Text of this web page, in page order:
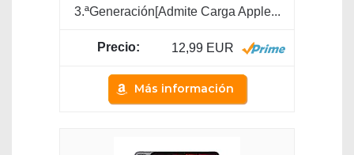
3.ªGeneración[Admite Carga Apple...
12,99 EUR
Más información